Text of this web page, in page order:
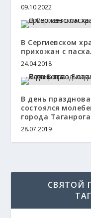
09.10.2022
В Сергиевском
прихожан с
24.04.2018
В день
состоялся
города Таганрога
28.07.2019
СВЯТОЙ